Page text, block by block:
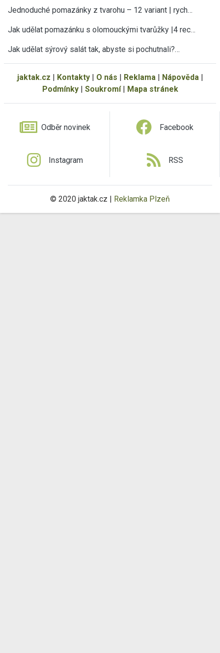
Jednoduché pomazánky z tvarohu – 12 variant | rych…
Jak udělat pomazánku s olomouckými tvarůžky |4 rec…
Jak udělat sýrový salát tak, abyste si pochutnali?…
jaktak.cz | Kontakty| O nás | Reklama | Nápověda |
Podmínky| Soukromí| Mapa stránek
Odběr novinek Facebook
Instagram RSS
© 2020 jaktak.cz | Reklamka Plzeň